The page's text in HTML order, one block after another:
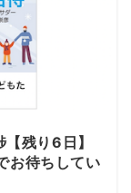
残り6日】
お待ちしてい